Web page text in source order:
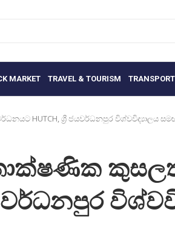
MARKET TRAVEL & TOURISM
HUTCH, ශ්‍රී ජයවර්ධනපුර විශ්වවිද්‍යාලය